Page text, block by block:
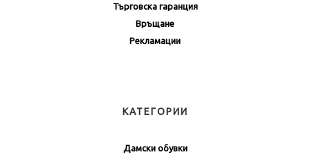
Търговска гаранция
Връщане
Рекламации
КАТЕГОРИИ
Дамски обувки